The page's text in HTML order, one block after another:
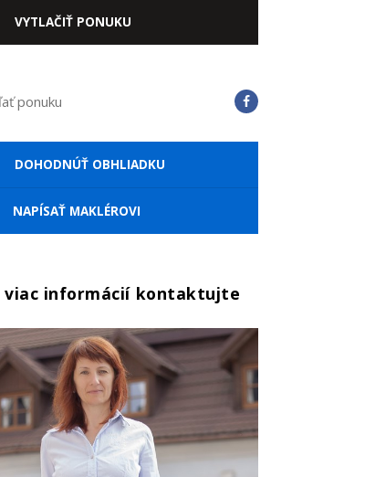
VYTLAČIŤ PONUKU
ponuku
DOHODNÚŤ OBHLIADKU
NAPÍSAŤ MAKLÉROVI
viac informácií kontaktujte